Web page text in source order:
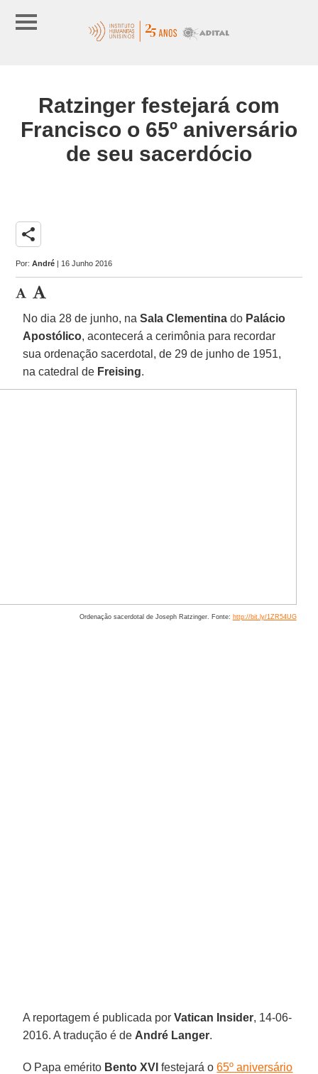
Ratzinger festejará com
Francisco o 65º aniversário
de seu sacerdócio
share
Por:André | 16 Junho 2016
No dia 28 de junho, naSala Clementina do Palácio
Apostólico, acontecerá a cerimônia para recordar
sua ordenação sacerdotal, de 29 de junho de 1951,
na catedral de Freising.
Ordenação sacerdotal de Joseph Ratzinger. Fonte: http://bit.ly/1ZR54UG
A reportagem é publicada por Vatican Insider, 14-06-
2016. A tradução é de André Langer.
O Papa emérito Bento XVI festejará o65º aniversário